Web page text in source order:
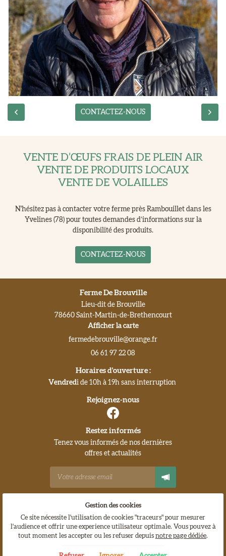
CONTACTEZ-NOUS
VENTE D’ŒUFS FRAIS DE PLEIN AIR
VENTE DE PRODUITS LOCAUX
VENTE DE VOLAILLES
N'hésitez pas à contacter votre ferme près Rambouillet dans les
Yvelines (78) pour toutes demandes d’informations sur la
disponibilité des produits.
CONTACTEZ-NOUS
Ferme De Brouville
Lieu-dit de Brouville
78660 Saint-Martin-de-Brethencourt
Afficher la carte
06 61 97 22 08
Horaires d'ouverture :
Vendredi de 10h à 19h sans interruption
Rejoignez-nous
Restez informés
Tenez vous informés de nos dernières
offres et actualités
Mentions Légales
Conditions générales d'utilisation
Politique de confidentialité
Gestion des cookies
Gestion des cookies
Ce site nécessite l'utilisation de cookies "traceurs" pour mesurer
l'audience et offrir une experience utilisateur optimale. Vous pouvez à
tout moment les accepter ou les refuser depuis notre page dédiée.